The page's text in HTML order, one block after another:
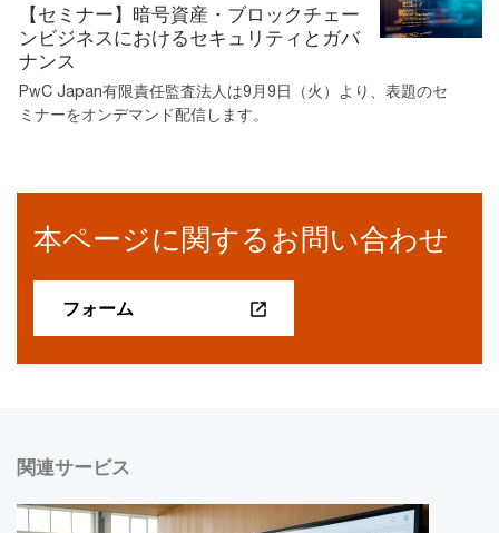
【セミナー】暗号資産・ブロックチェー
ンビジネスにおけるセキュリティとガバ
ナンス
PwC Japan有限責任監査法人は9月9日（火）より、表題のセ
ミナーをオンデマンド配信します。
本ページに関するお問い合わせ
フォーム
関連サービス